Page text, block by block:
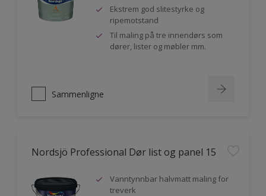
Ekstrem god slitestyrke og
ripemotstand
Til maling på tre innendørs som
dører, lister og møbler mm.
Sammenligne
Nordsjö Professional Dør list og panel 15
Vanntynnbar halvmatt maling for
treverk